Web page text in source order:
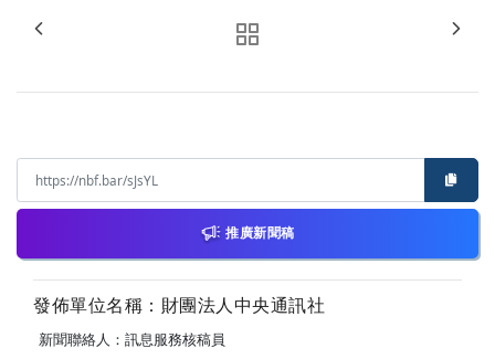
推廣新聞稿
發佈單位名稱：財團法人中央通訊社
新聞聯絡人：訊息服務核稿員